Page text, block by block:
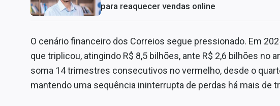
para reaquecer vendas online
O cenário financeiro dos Correios segue pressionado. Em
que triplicou, atingindo R$ 8,5 bilhões, ante R$ 2,6 bilhões no
soma 14 trimestres consecutivos no vermelho, desde o
mantendo uma sequência ininterrupta de perdas há mais de